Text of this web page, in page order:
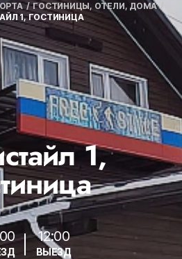
ГОСТИНИЦЫ, ОТЕЛИ, ДОМА
1, ГОСТИНИЦА
1,
12:00
ВЫЕЗД